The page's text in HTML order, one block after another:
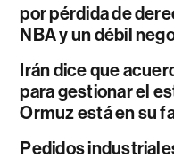
por pérdida de
NBA y un débil
Irán dice que
para gestionar el
Ormuz está en su
Pedidos